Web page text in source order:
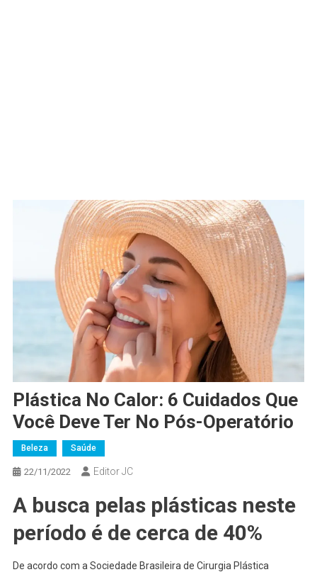
Plástica No Calor: 6 Cuidados Que
Você Deve Ter No Pós-Operatório
Beleza Saúde
22/11/2022 Editor JC
A busca pelas plásticas neste
período é de cerca de 40%
De acordo com a Sociedade Brasileira de Cirurgia Plástica